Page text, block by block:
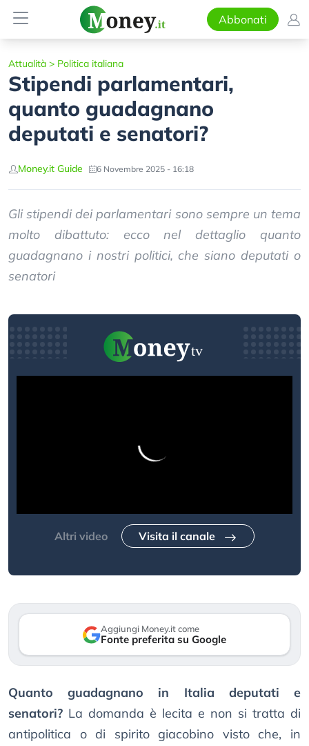
Abbonati
Attualità > Politica italiana
Stipendi parlamentari,
quanto guadagnano
deputati e senatori?
Money.it Guide 6 Novembre 2025 - 16:18
Gli stipendi dei parlamentari sono sempre un tema
molto dibattuto: ecco nel dettaglio quanto
guadagnano i nostri politici, che siano deputati o
senatori
Altri video Visita il canale
Aggiungi Money.it come
Fonte preferita su Google
Quanto guadagnano in Italia deputati e
senatori? La domanda è lecita e non si tratta di
antipolitica o di spirito giacobino visto che, in